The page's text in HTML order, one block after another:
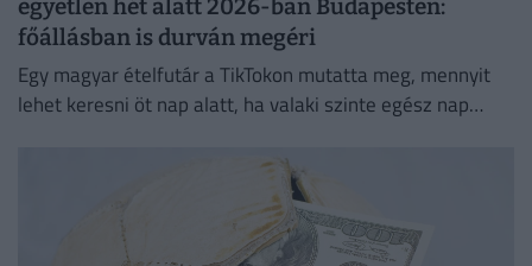
egyetlen hét alatt 2026-ban Budapesten:
főállásban is durván megéri
Egy magyar ételfutár a TikTokon mutatta meg, mennyit
lehet keresni öt nap alatt, ha valaki szinte egész nap